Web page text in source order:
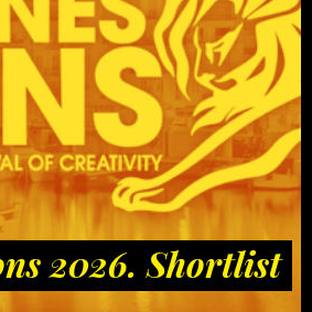
2026. Shortlist